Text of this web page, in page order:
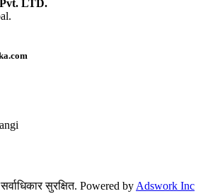
LTD.
सुरक्षित. Powered by Adswork Inc